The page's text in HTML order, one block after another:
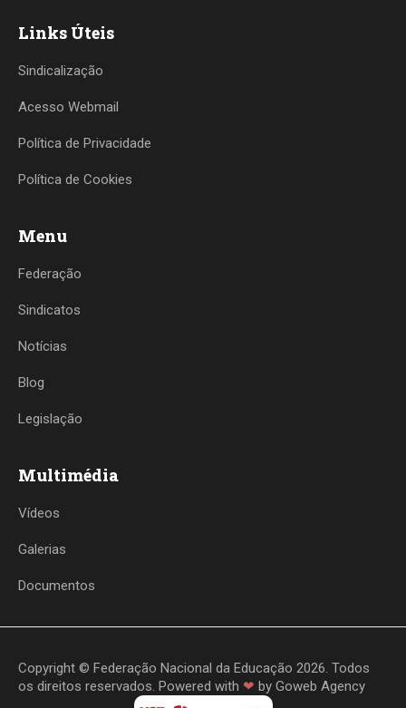
Links Úteis
Sindicalização
Acesso Webmail
Política de Privacidade
Política de Cookies
Menu
Federação
Sindicatos
Notícias
Blog
Legislação
Multimédia
Vídeos
Galerias
Documentos
Copyright © Federação Nacional da Educação 2026. Todos
os direitos reservados. Powered with ❤ by Goweb Agency